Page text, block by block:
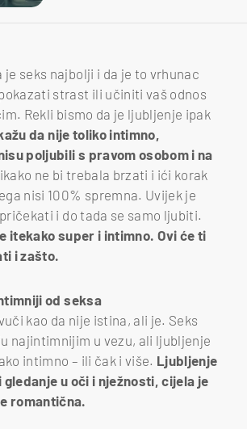
je seks najbolji i da je to vrhunac
strast ili učiniti vaš odnos
Rekli bismo da je ljubljenje ipak
da nije toliko intimno,
poljubili s pravom osobom i na
ne bi trebala brzati i ići korak
nisi 100% spremna. Uvijek je
i do tada se samo ljubiti.
itekako super i intimno. Ovi će ti
i zašto.
od seksa
kao da nije istina, ali je. Seks
najintimnijim u vezu, ali ljubljenje
intimno – ili čak i više. Ljubljenje
u oči i nježnosti, cijela je
romantična.